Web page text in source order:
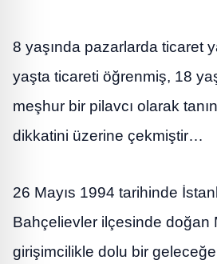
8 yaşında pazarlarda ticaret
yaşta ticareti öğrenmiş, 18
meşhur bir pilavcı olarak
dikkatini üzerine çekmiştir…
26 Mayıs 1994 tarihinde
Bahçelievler ilçesinde doğan
girişimcilikle dolu bir geleceğe